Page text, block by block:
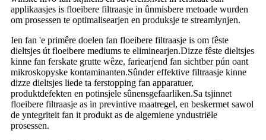
applikaasjes is floeibere filtraasje in ûnmisbere metoade wurden
om prosessen te optimalisearjen en produksje te streamlynjen.
Ien fan 'e primêre doelen fan floeibere filtraasje is om fêste
dieltsjes út floeibere mediums te eliminearjen.Dizze fêste dieltsjes
kinne fan ferskate grutte wêze, fariearjend fan sichtber pún oant
mikroskopyske kontaminanten.Sûnder effektive filtraasje kinne
dizze dieltsjes liede ta ferstopping fan apparatuer,
produktdefekten en potinsjele sûnensgefaarliken.Sa tsjinnet
floeibere filtraasje as in previntive maatregel, en beskermet sawol
de yntegriteit fan it produkt as de algemiene yndustriële
prosessen.